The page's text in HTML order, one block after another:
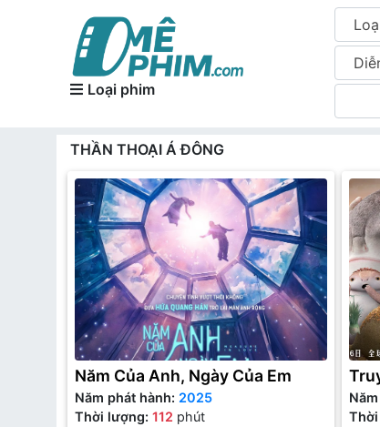
Loại phim
THẦN THOẠI Á ĐÔNG
Năm Của Anh, Ngày Của Em
Năm phát hành: 2025
Thời lượng: 112 phút